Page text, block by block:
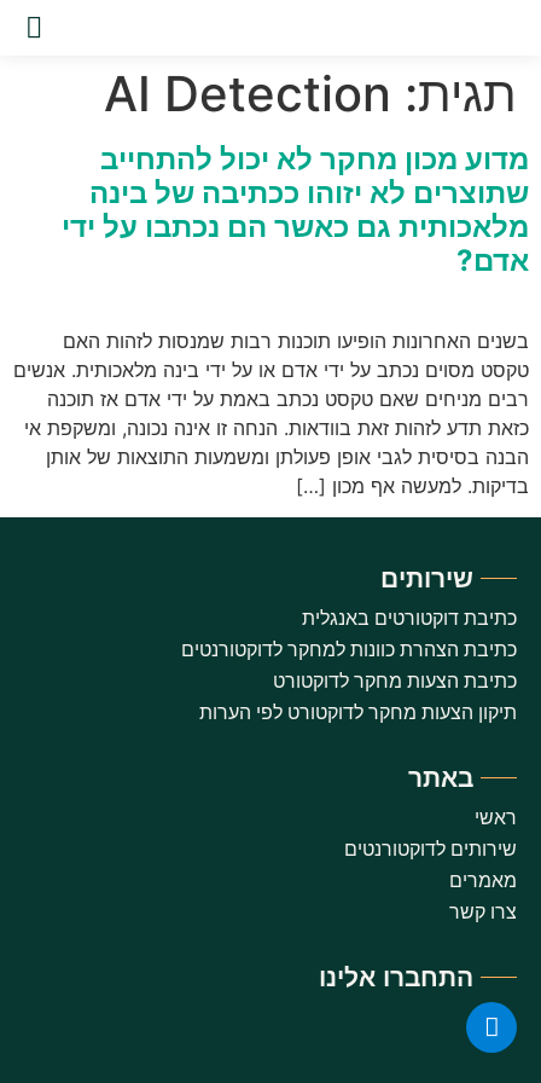
תגית: AI Detection
מדוע מכון מחקר לא יכול להתחייב
שתוצרים לא יזוהו ככתיבה של בינה
מלאכותית גם כאשר הם נכתבו על ידי
אדם?
בשנים האחרונות הופיעו תוכנות רבות שמנסות לזהות האם
טקסט מסוים נכתב על ידי אדם או על ידי בינה מלאכותית. אנשים
רבים מניחים שאם טקסט נכתב באמת על ידי אדם אז תוכנה
כזאת תדע לזהות זאת בוודאות. הנחה זו אינה נכונה, ומשקפת אי
הבנה בסיסית לגבי אופן פעולתן ומשמעות התוצאות של אותן
בדיקות. למעשה אף מכון […]
שירותים
כתיבת דוקטורטים באנגלית
כתיבת הצהרת כוונות למחקר לדוקטורנטים
כתיבת הצעות מחקר לדוקטורט
תיקון הצעות מחקר לדוקטורט לפי הערות
באתר
ראשי
שירותים לדוקטורנטים
מאמרים
צרו קשר
התחברו אלינו